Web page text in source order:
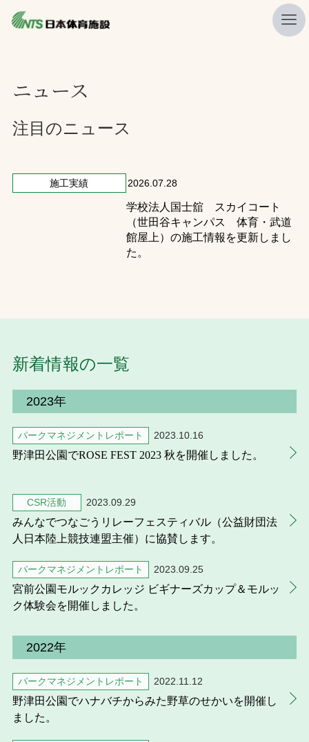
ニュース
プレスリリース
製品・サービス一覧
お取引先の皆様へ
プライバシーポリシー
ソーシャルメディアポリシー
文字の見えづらさや操作にお困りの方へ
ニュース
注目のニュース
施工実績 2026.07.28
学校法人国士舘 スカイコート
（世田谷キャンパス 体育・武道
館屋上）の施工情報を更新しまし
た。
新着情報の一覧
2023年
2023.10.16
パークマネジメントレポート
野津田公園でROSE FEST 2023 秋を開催しました。
2023.09.29
CSR活動
みんなでつなごうリレーフェスティバル（公益財団法
人日本陸上競技連盟主催）に協賛します。
2023.09.25
パークマネジメントレポート
宮前公園モルックカレッジ ビギナーズカップ＆モルッ
ク体験会を開催しました。
2022年
2022.11.12
パークマネジメントレポート
野津田公園でハナバチからみた野草のせかいを開催し
ました。